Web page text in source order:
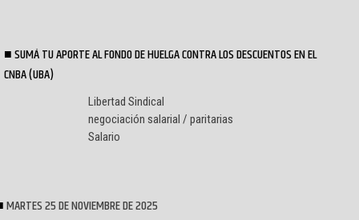
SUMÁ TU APORTE AL FONDO DE HUELGA CONTRA LOS DESCUENTOS EN EL
CNBA (UBA)
Libertad Sindical
negociación salarial / paritarias
Salario
MARTES 25 DE NOVIEMBRE DE 2025